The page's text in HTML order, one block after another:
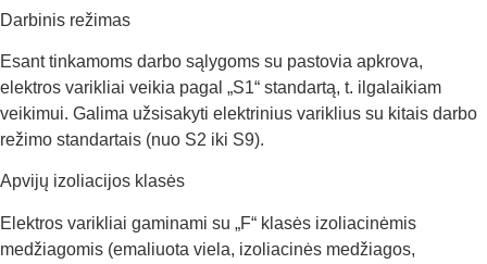
Darbinis režimas
Esant tinkamoms darbo sąlygoms su pastovia apkrova,
elektros varikliai veikia pagal „S1“ standartą, t. ilgalaikiam
veikimui. Galima užsisakyti elektrinius variklius su kitais darbo
režimo standartais (nuo S2 iki S9).
Apvijų izoliacijos klasės
Elektros varikliai gaminami su „F“ klasės izoliacinėmis
medžiagomis (emaliuota viela, izoliacinės medžiagos,